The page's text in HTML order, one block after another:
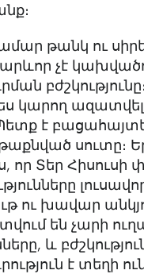
թանկ ու
չէ
կարող
Պետք է
սուտը։
որ Տեր
ու խավար
են չարի
և
է տեղի